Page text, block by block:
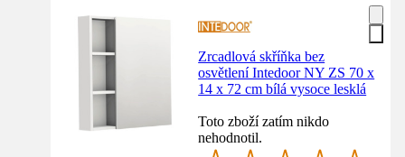
Zrcadlová skříňka bez
osvětlení Intedoor NY ZS 70 x
14 x 72 cm bílá vysoce lesklá
Toto zboží zatím nikdo
nehodnotil.